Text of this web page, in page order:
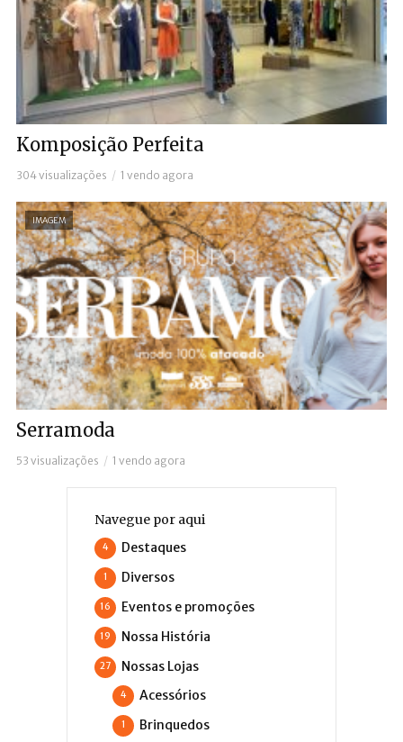
Komposição Perfeita
304 visualizações 1 vendo agora
IMAGEM
Serramoda
53 visualizações 1 vendo agora
Navegue por aqui
Destaques
4
Diversos
1
Eventos e promoções
16
Nossa História
19
Nossas Lojas
27
Acessórios
4
Brinquedos
1